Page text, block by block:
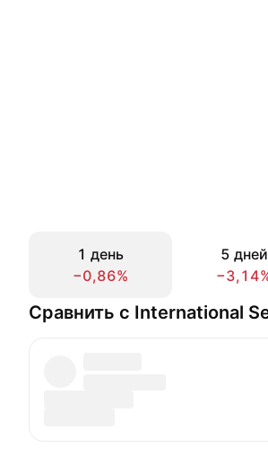
1 день
−0,86%
5 дней
Сравнить с International